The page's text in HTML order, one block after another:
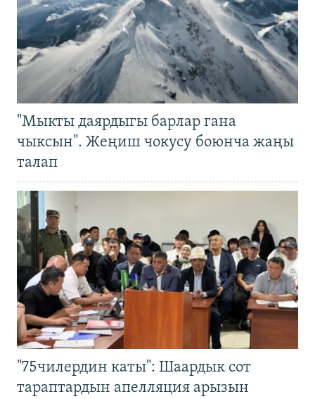
"Мыкты даярдыгы барлар гана
чыксын". Жеңиш чокусу боюнча жаңы
талап
"75чилердин каты": Шаардык сот
тараптардын апелляция арызын